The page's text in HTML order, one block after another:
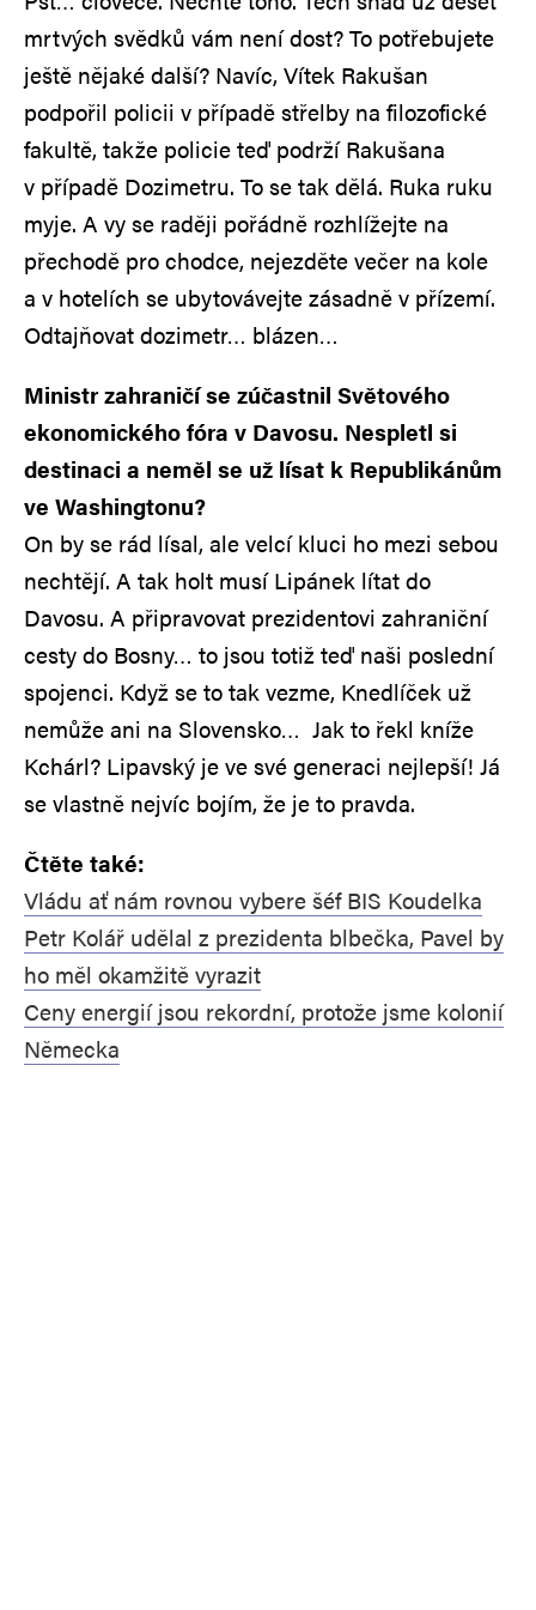
mrtvých svědků vám není dost? To potřebujete
ještě nějaké další? Navíc, Vítek Rakušan
podpořil policii v případě střelby na filozofické
fakultě, takže policie teď podrží Rakušana
v případě Dozimetru. To se tak dělá. Ruka ruku
myje. A vy se raději pořádně rozhlížejte na
přechodě pro chodce, nejezděte večer na kole
a v hotelích se ubytovávejte zásadně v přízemí.
Odtajňovat dozimetr… blázen…
Ministr zahraničí se zúčastnil Světového
ekonomického fóra v Davosu. Nespletl si
destinaci a neměl se už lísat k Republikánům
ve Washingtonu?
On by se rád lísal, ale velcí kluci ho mezi sebou
nechtějí. A tak holt musí Lipánek lítat do
Davosu. A připravovat prezidentovi zahraniční
cesty do Bosny… to jsou totiž teď naši poslední
spojenci. Když se to tak vezme, Knedlíček už
nemůže ani na Slovensko… Jak to řekl kníže
Kchárl? Lipavský je ve své generaci nejlepší! Já
se vlastně nejvíc bojím, že je to pravda.
Čtěte také:
Vládu ať nám rovnou vybere šéf BIS Koudelka
Petr Kolář udělal z prezidenta blbečka, Pavel by
ho měl okamžitě vyrazit
Ceny energií jsou rekordní, protože jsme kolonií
Německa